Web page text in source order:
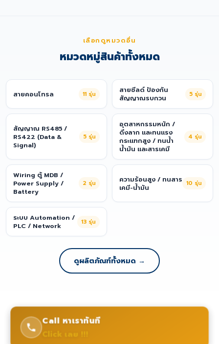
เลือกดูหมวดอื่น
หมวดหมู่สินค้าทั้งหมด
สายคอนโทรล 11 รุ่น
สายชีลด์ ป้องกัน
สัญญาณรบกวน
5 รุ่น
สัญญาณ RS485 /
RS422 (Data &
Signal)
5 รุ่น
อุตสาหกรรมหนัก /
ดึงลาก และทนแรง
กระแทกสูง / ทนน้ำ
น้ำมัน และสารเคมี
4 รุ่น
Wiring ตู้ MDB /
Power Supply /
Battery
2 รุ่น
ความร้อนสูง / ทนสาร
เคมี-น้ำมัน
10 รุ่น
ระบบ Automation /
PLC / Network
13 รุ่น
ดูผลิตภัณฑ์ทั้งหมด →
Call หาเราทันที
Click เลย !!!